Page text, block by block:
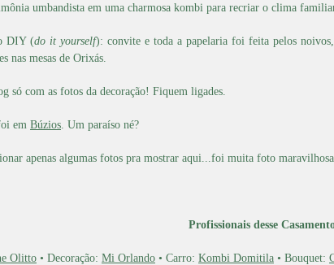
umbandista em uma charmosa kombi para recriar o clima
DIY (do it yourself): convite e toda a papelaria foi feita pelos
nas mesas de Orixás.
só com as fotos da decoração! Fiquem ligades.
em Búzios . Um paraíso né?
apenas algumas fotos pra mostrar aqui...foi muita foto
Profissionais desse
Olitto • Decoração: Mi Orlando • Carro: Kombi Domitila • Bouquet: